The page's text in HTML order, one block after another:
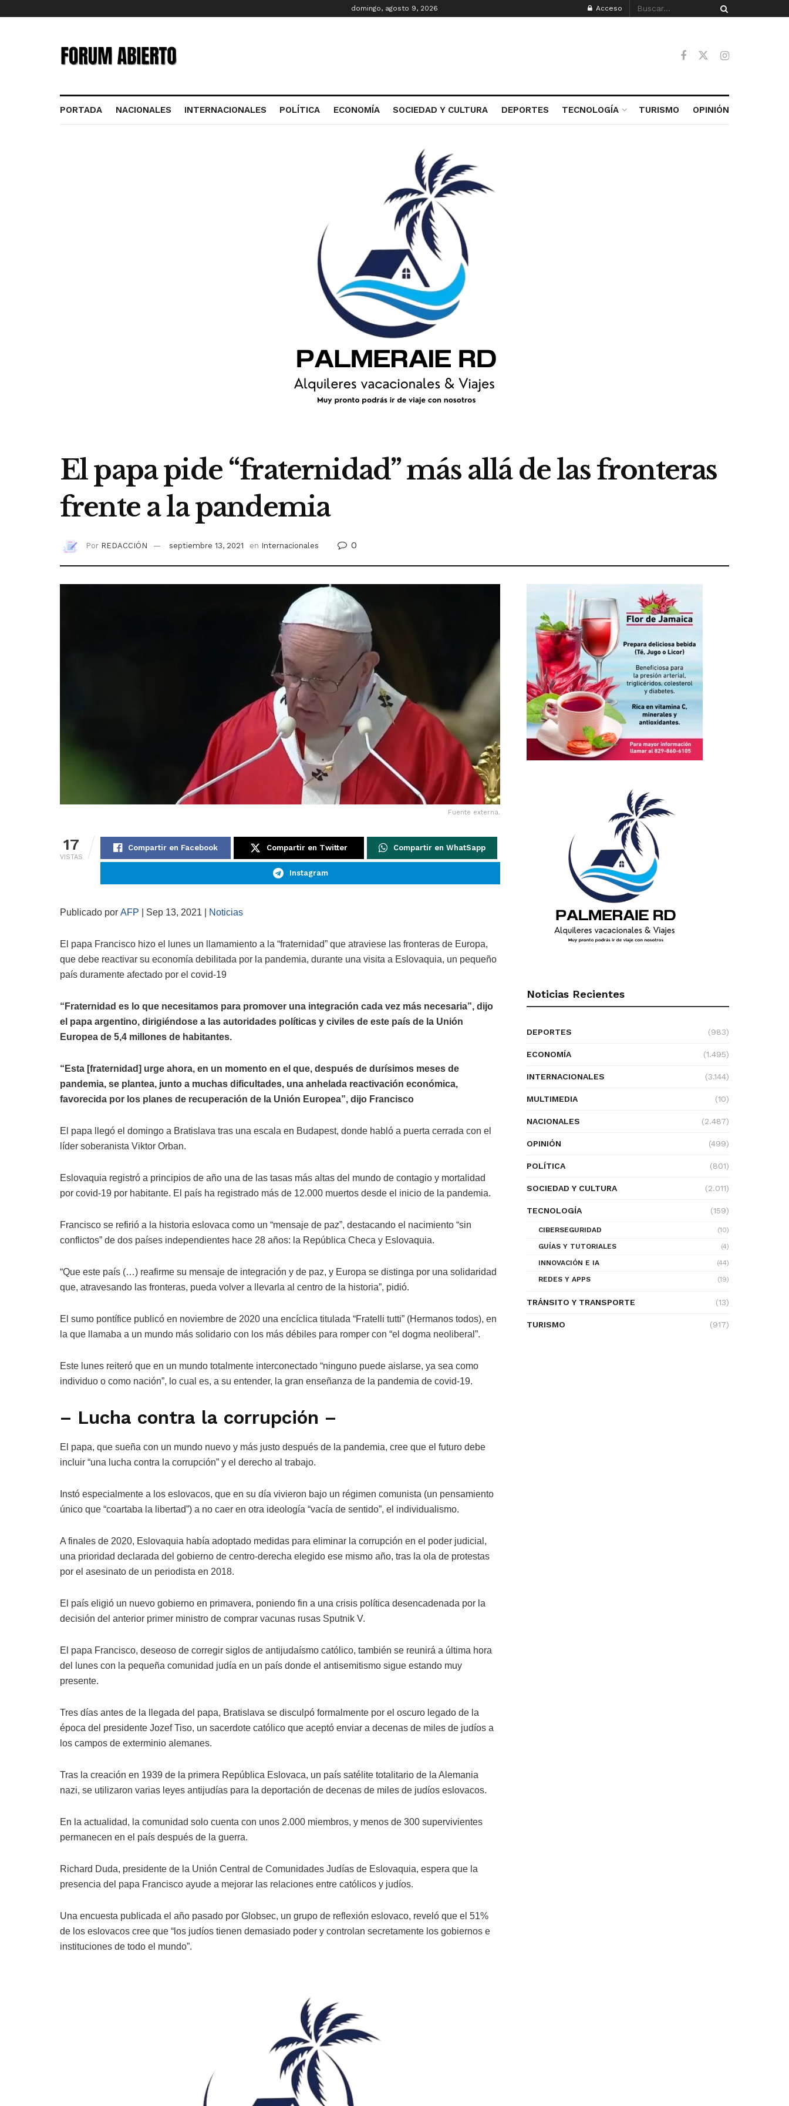
domingo, agosto 9, 2026 Acceso
PORTADA NACIONALES INTERNACIONALES POLÍTICA ECONOMÍA SOCIEDAD Y CULTURA DEPORTES TECNOLOGÍA TURISMO OPINIÓN
El papa pide “fraternidad” más allá de las fronteras
frente a la pandemia
Por REDACCIÓN septiembre 13, 2021 en Internacionales 0
Fuente externa.
17
VISTAS
Compartir en Facebook Compartir en Twitter Compartir en WhatSapp
Instagram
Publicado por AFP | Sep 13, 2021 | Noticias
El papa Francisco hizo el lunes un llamamiento a la “fraternidad” que atraviese las fronteras de Europa,
que debe reactivar su economía debilitada por la pandemia, durante una visita a Eslovaquia, un pequeño
país duramente afectado por el covid-19
“Fraternidad es lo que necesitamos para promover una integración cada vez más necesaria”, dijo
el papa argentino, dirigiéndose a las autoridades políticas y civiles de este país de la Unión
Europea de 5,4 millones de habitantes.
“Esta [fraternidad] urge ahora, en un momento en el que, después de durísimos meses de
pandemia, se plantea, junto a muchas dificultades, una anhelada reactivación económica,
favorecida por los planes de recuperación de la Unión Europea”, dijo Francisco
El papa llegó el domingo a Bratislava tras una escala en Budapest, donde habló a puerta cerrada con el
líder soberanista Viktor Orban.
Eslovaquia registró a principios de año una de las tasas más altas del mundo de contagio y mortalidad
por covid-19 por habitante. El país ha registrado más de 12.000 muertos desde el inicio de la pandemia.
Francisco se refirió a la historia eslovaca como un “mensaje de paz”, destacando el nacimiento “sin
conflictos” de dos países independientes hace 28 años: la República Checa y Eslovaquia.
“Que este país (…) reafirme su mensaje de integración y de paz, y Europa se distinga por una solidaridad
que, atravesando las fronteras, pueda volver a llevarla al centro de la historia”, pidió.
El sumo pontífice publicó en noviembre de 2020 una encíclica titulada “Fratelli tutti” (Hermanos todos), en
la que llamaba a un mundo más solidario con los más débiles para romper con “el dogma neoliberal”.
Este lunes reiteró que en un mundo totalmente interconectado “ninguno puede aislarse, ya sea como
individuo o como nación”, lo cual es, a su entender, la gran enseñanza de la pandemia de covid-19.
– Lucha contra la corrupción –
El papa, que sueña con un mundo nuevo y más justo después de la pandemia, cree que el futuro debe
incluir “una lucha contra la corrupción” y el derecho al trabajo.
Instó especialmente a los eslovacos, que en su día vivieron bajo un régimen comunista (un pensamiento
único que “coartaba la libertad”) a no caer en otra ideología “vacía de sentido”, el individualismo.
A finales de 2020, Eslovaquia había adoptado medidas para eliminar la corrupción en el poder judicial,
una prioridad declarada del gobierno de centro-derecha elegido ese mismo año, tras la ola de protestas
por el asesinato de un periodista en 2018.
El país eligió un nuevo gobierno en primavera, poniendo fin a una crisis política desencadenada por la
decisión del anterior primer ministro de comprar vacunas rusas Sputnik V.
El papa Francisco, deseoso de corregir siglos de antijudaísmo católico, también se reunirá a última hora
del lunes con la pequeña comunidad judía en un país donde el antisemitismo sigue estando muy
presente.
Tres días antes de la llegada del papa, Bratislava se disculpó formalmente por el oscuro legado de la
época del presidente Jozef Tiso, un sacerdote católico que aceptó enviar a decenas de miles de judíos a
los campos de exterminio alemanes.
Tras la creación en 1939 de la primera República Eslovaca, un país satélite totalitario de la Alemania
nazi, se utilizaron varias leyes antijudías para la deportación de decenas de miles de judíos eslovacos.
En la actualidad, la comunidad solo cuenta con unos 2.000 miembros, y menos de 300 supervivientes
permanecen en el país después de la guerra.
Richard Duda, presidente de la Unión Central de Comunidades Judías de Eslovaquia, espera que la
presencia del papa Francisco ayude a mejorar las relaciones entre católicos y judíos.
Una encuesta publicada el año pasado por Globsec, un grupo de reflexión eslovaco, reveló que el 51%
de los eslovacos cree que “los judíos tienen demasiado poder y controlan secretamente los gobiernos e
instituciones de todo el mundo”.
Noticias Recientes
DEPORTES (983)
ECONOMÍA (1.495)
INTERNACIONALES (3.144)
MULTIMEDIA (10)
NACIONALES (2.487)
OPINIÓN (499)
POLÍTICA (801)
SOCIEDAD Y CULTURA (2.011)
TECNOLOGÍA (159)
CIBERSEGURIDAD
(10)
GUÍAS Y TUTORIALES
(4)
INNOVACIÓN E IA
(44)
REDES Y APPS
(19)
TRÁNSITO Y TRANSPORTE (13)
TURISMO (917)